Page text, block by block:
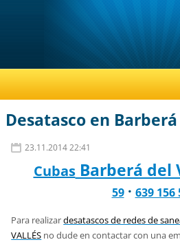
Desatasco en
23.11.2014 22:41
CubasBarberá del
59· 639 156
Para realizardesatascos de redes de
VALLÉS no dude en contactar con una